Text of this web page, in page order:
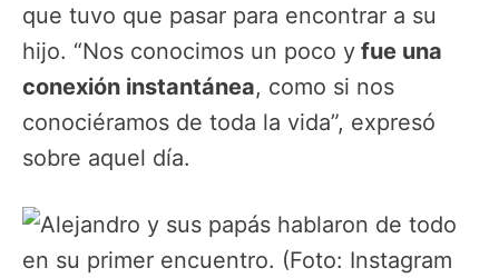
que tuvo que pasar para encontrar a su
hijo. “Nos conocimos un poco y fue una
conexión instantánea, como si nos
conociéramos de toda la vida”, expresó
sobre aquel día.